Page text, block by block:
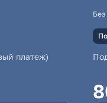
платеж)